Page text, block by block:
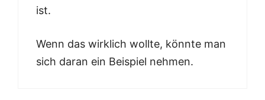
ist.
Wenn das wirklich wollte, könnte man
sich daran ein Beispiel nehmen.